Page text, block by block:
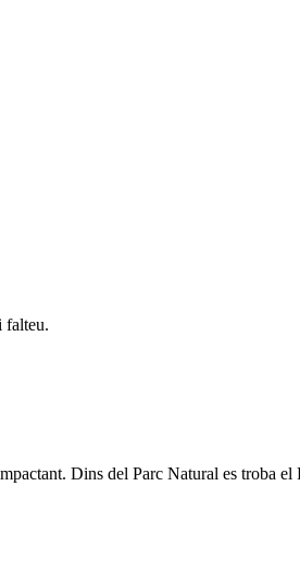
falteu.
Dins del Parc Natural es troba el